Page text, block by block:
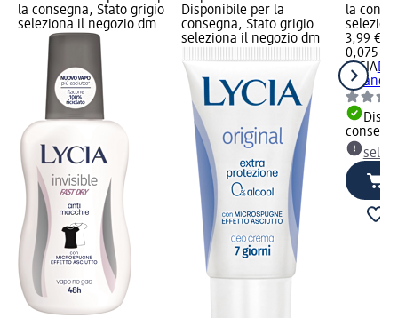
la consegna, Stato grigio
seleziona il negozio dm
Disponibile per la
consegna, Stato grigio
seleziona il negozio dm
la
3,99 €
0,075 l
LYCIA